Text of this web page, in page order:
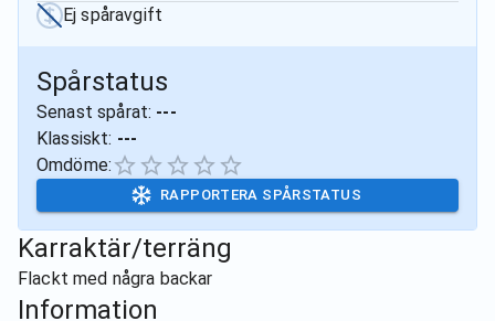
Ej spåravgift
Spårstatus
Senast spårat: ---
Klassiskt: ---
Omdöme:
RAPPORTERA SPÅRSTATUS
Karraktär/terräng
Flackt med några backar
Information